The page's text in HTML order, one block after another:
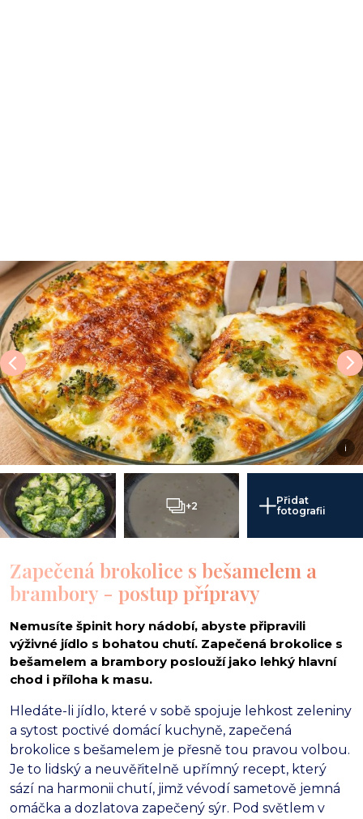
i
+2
Přidat
fotografii
Zapečená brokolice s bešamelem a
brambory - postup přípravy
Nemusíte špinit hory nádobí, abyste připravili
výživné jídlo s bohatou chutí. Zapečená brokolice s
bešamelem a brambory poslouží jako lehký hlavní
chod i příloha k masu.
Hledáte-li jídlo, které v sobě spojuje lehkost zeleniny
a sytost poctivé domácí kuchyně, zapečená
brokolice s bešamelem je přesně tou pravou volbou.
Je to lidský a neuvěřitelně upřímný recept, který
sází na harmonii chutí, jimž vévodí sametově jemná
omáčka a dozlatova zapečený sýr. Pod světlem v